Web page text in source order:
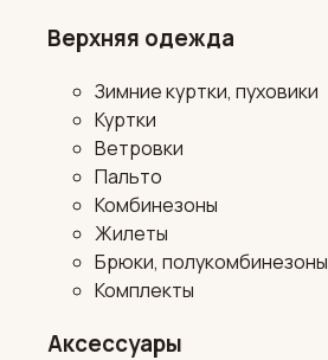
Верхняя одежда
Зимние куртки, пуховики
Куртки
Ветровки
Пальто
Комбинезоны
Жилеты
Брюки, полукомбинезоны
Комплекты
Аксессуары